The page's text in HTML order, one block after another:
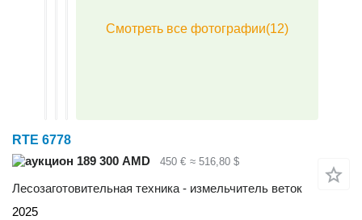
RTE 6778
189 300 AMD
450 € ≈ 516,80 $
Лесозаготовительная техника - измельчитель веток
2025